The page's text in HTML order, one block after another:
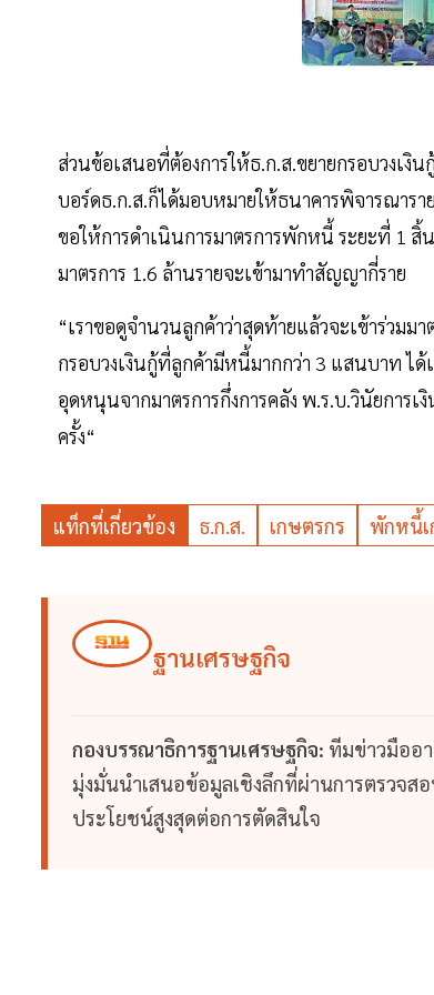
ส่วนข้อเสนอที่ต้องการให้ธ.ก.ส.ขยายกรอบวงเ
บอร์ดธ.ก.ส.ก็ได้มอบหมายให้ธนาคารพิจารณารา
ขอให้การดำเนินการมาตรการพักหนี้ ระยะที่ 1
มาตรการ 1.6 ล้านรายจะเข้ามาทำสัญญากี่ราย
“เราขอดูจำนวนลูกค้าว่าสุดท้ายแล้วจะเข้าร่วมม
กรอบวงเงินกู้ที่ลูกค้ามีหนี้มากกว่า 3 แสนบาท ไ
อุดหนุนจากมาตรการกึ่งการคลัง พ.ร.บ.วินัยการเ
ครั้ง“
แท็กที่เกี่ยวข้อง ธ.ก.ส. เกษตรกร พักหนี้เ
ฐานเศรษฐกิจ
กองบรรณาธิการฐานเศรษฐกิจ: ทีมข่าวมืออ
มุ่งมั่นนำเสนอข้อมูลเชิงลึกที่ผ่านการตรวจ
ประโยชน์สูงสุดต่อการตัดสินใจ